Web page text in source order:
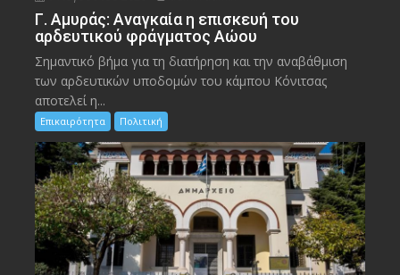
Γ. Αμυράς: Αναγκαία η επισκευή του
αρδευτικού φράγματος Αώου
Σημαντικό βήμα για τη διατήρηση και την αναβάθμιση
των αρδευτικών υποδομών του κάμπου Κόνιτσας
αποτελεί η...
Επικαιρότητα Πολιτική